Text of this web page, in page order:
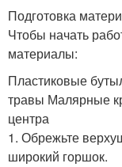
Подготовка
Чтобы начать
материалы:
Пластиковые
травы Малярные
центра
1. Обрежьте
широкий горшок.